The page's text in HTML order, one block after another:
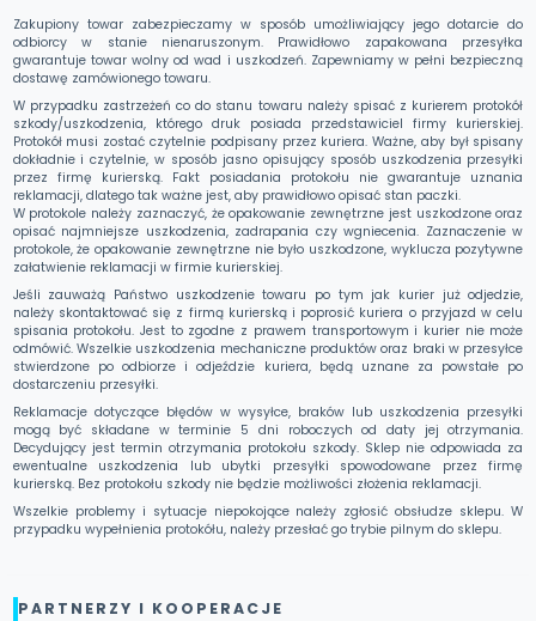
Zakupiony towar zabezpieczamy w sposób umożliwiający jego dotarcie do
odbiorcy w stanie nienaruszonym. Prawidłowo zapakowana przesyłka
gwarantuje towar wolny od wad i uszkodzeń. Zapewniamy w pełni bezpieczną
dostawę zamówionego towaru.
W przypadku zastrzeżeń co do stanu towaru należy spisać z kurierem protokół
szkody/uszkodzenia, którego druk posiada przedstawiciel firmy kurierskiej.
Protokół musi zostać czytelnie podpisany przez kuriera. Ważne, aby był spisany
dokładnie i czytelnie, w sposób jasno opisujący sposób uszkodzenia przesyłki
przez firmę kurierską. Fakt posiadania protokołu nie gwarantuje uznania
reklamacji, dlatego tak ważne jest, aby prawidłowo opisać stan paczki.
W protokole należy zaznaczyć, że opakowanie zewnętrzne jest uszkodzone oraz
opisać najmniejsze uszkodzenia, zadrapania czy wgniecenia. Zaznaczenie w
protokole, że opakowanie zewnętrzne nie było uszkodzone, wyklucza pozytywne
załatwienie reklamacji w firmie kurierskiej.
Jeśli zauważą Państwo uszkodzenie towaru po tym jak kurier już odjedzie,
należy skontaktować się z firmą kurierską i poprosić kuriera o przyjazd w celu
spisania protokołu. Jest to zgodne z prawem transportowym i kurier nie może
odmówić. Wszelkie uszkodzenia mechaniczne produktów oraz braki w przesyłce
stwierdzone po odbiorze i odjeździe kuriera, będą uznane za powstałe po
dostarczeniu przesyłki.
Reklamacje dotyczące błędów w wysyłce, braków lub uszkodzenia przesyłki
mogą być składane w terminie 5 dni roboczych od daty jej otrzymania.
Decydujący jest termin otrzymania protokołu szkody. Sklep nie odpowiada za
ewentualne uszkodzenia lub ubytki przesyłki spowodowane przez firmę
kurierską. Bez protokołu szkody nie będzie możliwości złożenia reklamacji.
Wszelkie problemy i sytuacje niepokojące należy zgłosić obsłudze sklepu. W
przypadku wypełnienia protokółu, należy przesłać go trybie pilnym do sklepu.
PARTNERZY I KOOPERACJE